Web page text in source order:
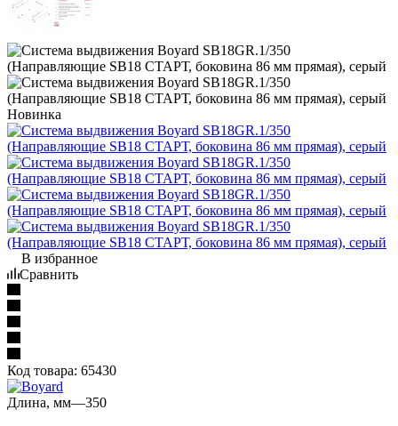
Новинка
В избранное
Сравнить
Код товара: 65430
Длина, мм—350